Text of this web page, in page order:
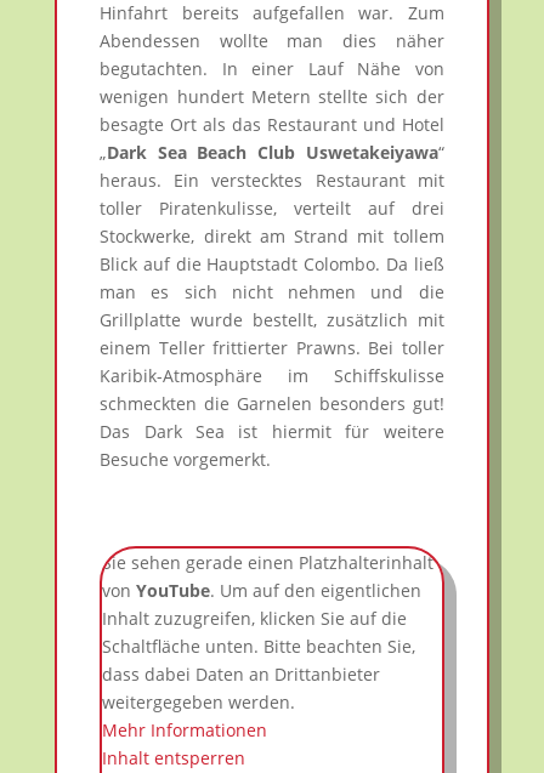
Hinfahrt bereits aufgefallen war. Zum
Abendessen wollte man dies näher
begutachten. In einer Lauf Nähe von
wenigen hundert Metern stellte sich der
besagte Ort als das Restaurant und Hotel
„Dark Sea Beach Club Uswetakeiyawa“
heraus. Ein verstecktes Restaurant mit
toller Piratenkulisse, verteilt auf drei
Stockwerke, direkt am Strand mit tollem
Blick auf die Hauptstadt Colombo. Da ließ
man es sich nicht nehmen und die
Grillplatte wurde bestellt, zusätzlich mit
einem Teller frittierter Prawns. Bei toller
Karibik-Atmosphäre im Schiffskulisse
schmeckten die Garnelen besonders gut!
Das Dark Sea ist hiermit für weitere
Besuche vorgemerkt.
Sie sehen gerade einen Platzhalterinhalt
vonYouTube. Um auf den eigentlichen
Inhalt zuzugreifen, klicken Sie auf die
Schaltfläche unten. Bitte beachten Sie,
dass dabei Daten an Drittanbieter
weitergegeben werden.
Mehr Informationen
Inhalt entsperren